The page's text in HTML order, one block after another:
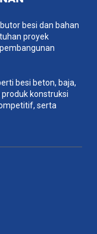
besi dan bahan
proyek
besi beton, baja,
konstruksi
serta